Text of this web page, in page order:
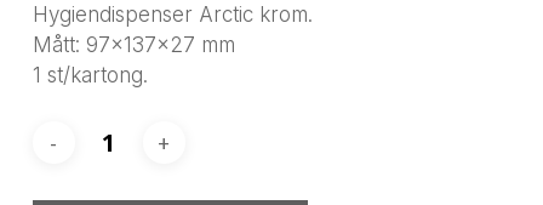
Hygiendispenser Arctic krom.
Mått: 97x137x27 mm
1 st/kartong.